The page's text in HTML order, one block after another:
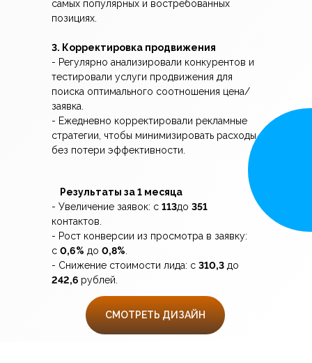
самых популярных и востребованных
позициях.
3. Корректировка продвижения
- Регулярно анализировали конкурентов и
тестировали услуги продвижения для
поиска оптимального соотношения цена/
заявка.
- Ежедневно корректировали рекламные
стратегии, чтобы минимизировать расходы
без потери эффективности.
Результаты за 1 месяца
- Увеличение заявок: с 113до 351
контактов.
- Рост конверсии из просмотра в заявку:
с 0,6% до 0,8%
- Снижение стоимости лида: с 310,3 до
242,6 рублей.
СМОТРЕТЬ ДИЗАЙН